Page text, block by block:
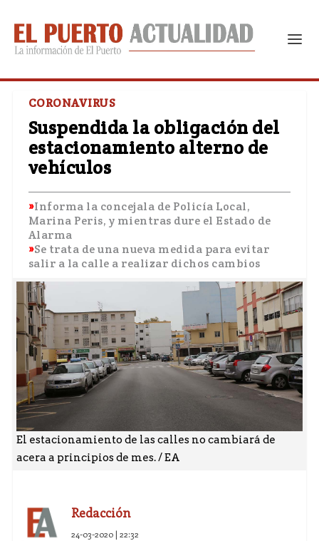
CORONAVIRUS
Suspendida la obligación del
estacionamiento alterno de
vehículos
Informa la concejala de Policía Local,
Marina Peris, y mientras dure el Estado de
Alarma
Se trata de una nueva medida para evitar
salir a la calle a realizar dichos cambios
El estacionamiento de las calles no cambiará de
acera a principios de mes. / EA
Redacción
24-03-2020 | 22:32